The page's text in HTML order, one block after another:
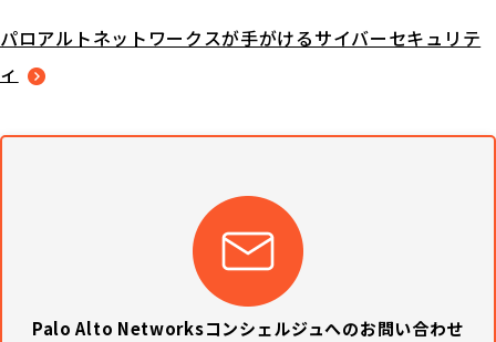
パロアルトネットワークスが手がけるサイバーセキュリテ
ィ
Palo Alto Networksコンシェルジュへのお問い合わせ